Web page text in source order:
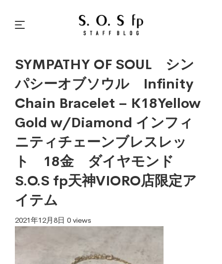
SYMPATHY OF SOUL シン
パシーオブソウル Infinity
Chain Bracelet – K18Yellow
Gold w/Diamond インフィ
ニティチェーンブレスレッ
ト 18金 ダイヤモンド
S.O.S fp天神VIORO店限定ア
イテム
2021年12月8日 0 views